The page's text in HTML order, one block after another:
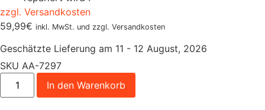
zzgl. Versandkosten
59,99€ inkl. MwSt. und zzgl. Versandkosten
Geschätzte Lieferung am 11 - 12 August, 2026
SKU AA-7297
In den Warenkorb